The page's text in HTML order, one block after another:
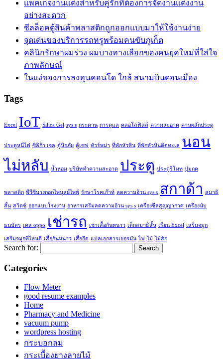
แพคเกจงานแต่งสำหรับคู่รักที่ต้องการจัดงานแต่งงาน
อย่างสะดวก
ซีลล็อคตู้สินค้าพลาสติกถูกออกแบบมาให้ใช้งานง่าย
จุดเด่นของบริการรถหรูพร้อมคนขับภูเก็ต
คลินิกรักษาผมร่วง ผมบางทางเลือกของคนยุคใหม่ที่ใส่ใจ
ภาพลักษณ์
ในแง่ของการลงทุนคอนโด ใกล้ สนามบินดอนเมือง
Tags
Excel IoT Silica Gel sys s กระดาน การดูแล คลอโลฟิลล์ ความสะอาด คานผลักประตู
ประตูหนีไฟ ซิลิก้า เจล ตู้นิรภัย ตู้เซฟ ทัวร์พม่า ที่พักหัวหิน ที่พักหัวหินติดทะเล นอน
ไม่หลับ น้ำหอม บริษัททำความสะอาด ประตู ประตูรีโมท ปุ่มกด
พลาสติก พีวีซีบางกอกไพบูลย์ไพพ์ รักษาโรคเก๊าท์ ลดความอ้วน sys s สกาด้า สมาธิ
สั้น สวิตซ์ ออกแบบโรงงาน อาหารเสริมลดความอ้วน sys s เครื่องซีลสูญญากาศ เครื่องนับ
ธนบัตร เคส oppo เช่ารถ เช่าเสื้อกันหนาว เด็กสมาธิสั้น เรียน Excel เสริมจมูก
เสริมจมูกที่ไหนดี เสื้อกันหนาว เสื้อยืด แปลเอกสารเยอรมัน ไฟ ไม้ ไม้สัก
Search for:
Categories
Flow Meter
good resume examples
Home
Pharmacy and Medicine
vacuum pump
wordpress hosting
กระบอกลม
กระเบื้องยางลายไม้